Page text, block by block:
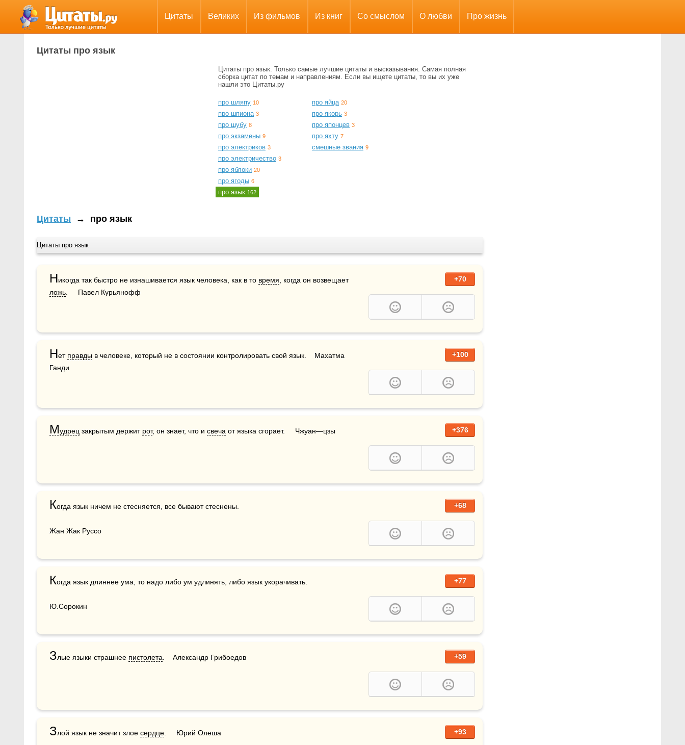
Цитаты Великих Из фильмов Из книг Со смыслом О любви Про жизнь
Цитаты про язык
Цитаты про язык. Только самые лучшие цитаты и высказывания. Самая полная
сборка цитат по темам и направлениям. Если вы ищете цитаты, то вы их уже
нашли это Цитаты.ру
про шляпу 10
про шпиона 3
про шубу 8
про экзамены 9
про электриков 3
про электричество 3
про яблоки 20
про ягоды 6
про язык 162
про яйца 20
про якорь 3
про японцев 3
про яхту 7
смешные звания 9
Цитаты → про язык
Цитаты про язык
+70
Никогда так быстро не изнашивается язык человека, как в то время
, когда он возвещает
ложь .     Павел Курьянофф
+100
Нет правды в человеке, который не в состоянии контролировать свой язык.    Махатма
Ганди
+376
Мудрец закрытым держит рот, он знает, что и свеча от языка сгорает.     Чжуан—цзы
+68
Когда язык ничем не стесняется, все бывают стеснены.
Жан Жак Руссо
+77
Когда язык длиннее ума, то надо либо ум удлинять, либо язык укорачивать.
Ю.Сорокин
+59
Злые языки страшнее пистолета .    Александр Грибоедов
+93
Злой язык не значит злое сердце .     Юрий Олеша